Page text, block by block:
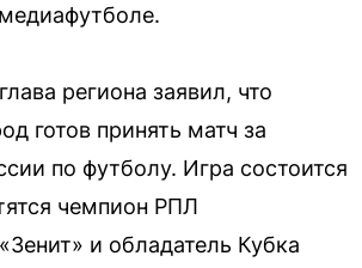
региона заявил, что
готов принять матч за
по футболу. Игра состоится
чемпион РПЛ
и обладатель Кубка